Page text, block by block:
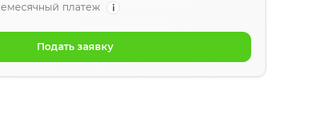
платеж
Подать заявку